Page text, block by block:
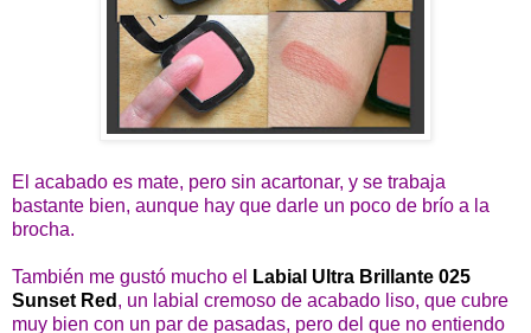
El acabado es mate, pero sin acartonar, y se trabaja
bastante bien, aunque hay que darle un poco de brío a la
brocha.
También me gustó mucho el
Labial Ultra Brillante 025
Sunset Red , un labial cremoso de acabado liso, que cubre
muy bien con un par de pasadas, pero del que no entiendo